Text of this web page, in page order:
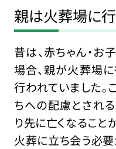
親は火葬場に
昔は、赤ちゃん・お
場合、親が火葬場
行われていました。
ちへの配慮とされ
り先に亡くなるこ
火葬に立ち会う必要